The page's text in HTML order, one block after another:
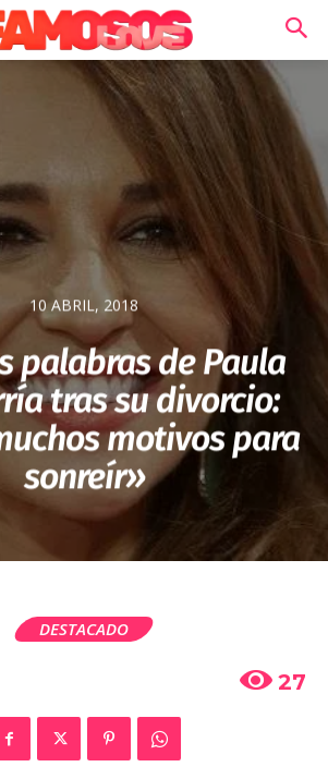
10 ABRIL, 2018
palabras de Paula
tras su divorcio:
motivos para
sonreír»
DESTACADO
27